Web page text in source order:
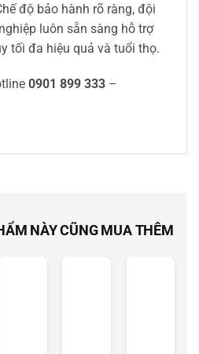
độ bảo hành rõ ràng, đội
luôn sẵn sàng hỗ trợ
tối đa hiệu quả và tuổi thọ.
0901 899 333 –
NÀY CŨNG MUA THÊM